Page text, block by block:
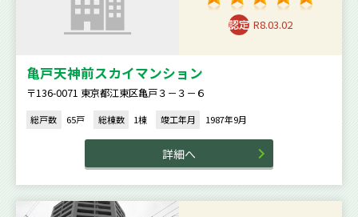
R8.03.02
亀戸天神前スカイマンション
〒136-0071 東京都江東区亀戸３－３－６
総戸数 65戸 総棟数 1棟 竣工年月 1987年9月
詳細へ